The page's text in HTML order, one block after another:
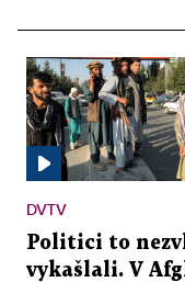
DVTV
Politici to
vykašlali. V